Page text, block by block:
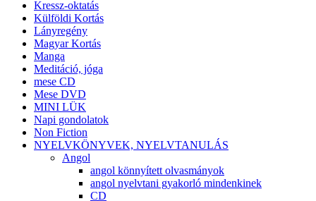
Kressz-oktatás
Külföldi Kortás
Lányregény
Magyar Kortás
Manga
Meditáció, jóga
mese CD
Mese DVD
MINI LÜK
Napi gondolatok
Non Fiction
NYELVKÖNYVEK, NYELVTANULÁS
Angol
angol könnyített olvasmányok
angol nyelvtani gyakorló mindenkinek
CD